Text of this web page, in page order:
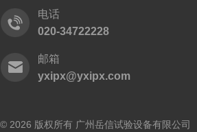
电话
020-34722228
邮箱
yxipx@yxipx.com
© 2026 版权所有 广州岳信试验设备有限公司